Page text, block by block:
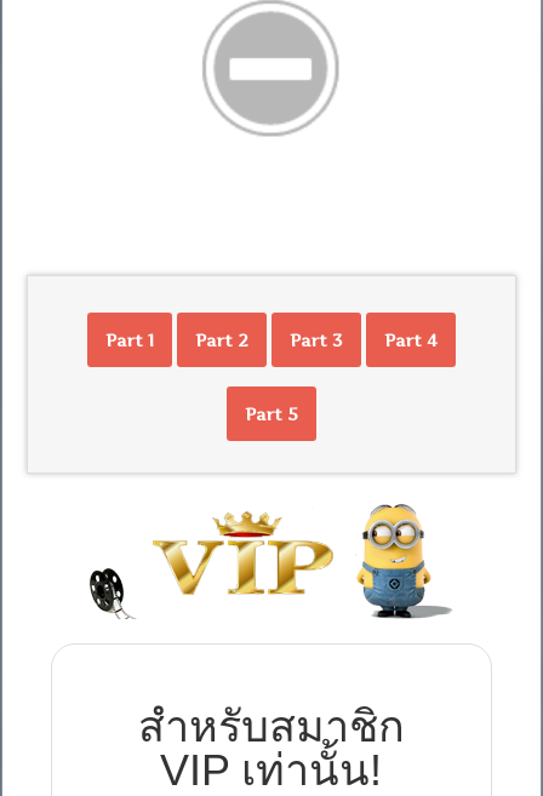
Part 1 Part 2 Part 3 Part 4
Part 5
สำหรับสมาชิก
VIP เท่านั้น!